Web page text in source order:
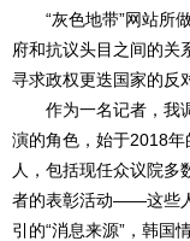
“灰色地带”网站所
府和抗议头目之间的
寻求政权更迭国家的反
作为一名记者，我
演的角色，始于2018
人，包括现任众议院多
者的表彰活动——这些
引的“消息来源”，韩国